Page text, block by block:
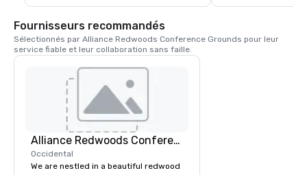
pâtes, du bœuf, du
de la ville. L'Union
Fournisseurs recommandés
Sélectionnés par Alliance Redwoods Conference Grounds pour leur
service fiable et leur collaboration sans faille.
Alliance Redwoods Conference Grounds
Occidental
We are nestled in a beautiful redwood